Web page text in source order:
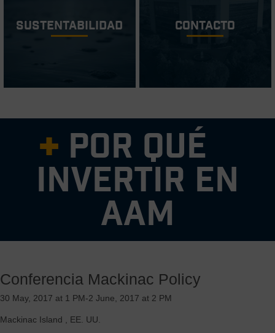
Sustentabilidad Contacto
Por qué
invertir en
AAM
demanda, complementado por oportunidades de crecimiento
rentable global
probado de ajustar eficazmente nuestro negocio a la demanda
Conferencia Mackinac Policy
30 May, 2017 at 1 PM-2 June, 2017 at 2 PM
Mackinac Island EE. UU.